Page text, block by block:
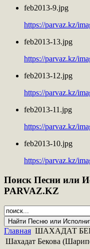
feb2013-9.jpg
https://parvaz.kz/
feb2013-13.jpg
https://parvaz.kz/
feb2013-12.jpg
https://parvaz.kz/
feb2013-11.jpg
https://parvaz.kz/
feb2013-10.jpg
https://parvaz.kz/
Поиск Песни или
PARVAZ.KZ
Главная ШАХАДАТ
Шахадат Бекова